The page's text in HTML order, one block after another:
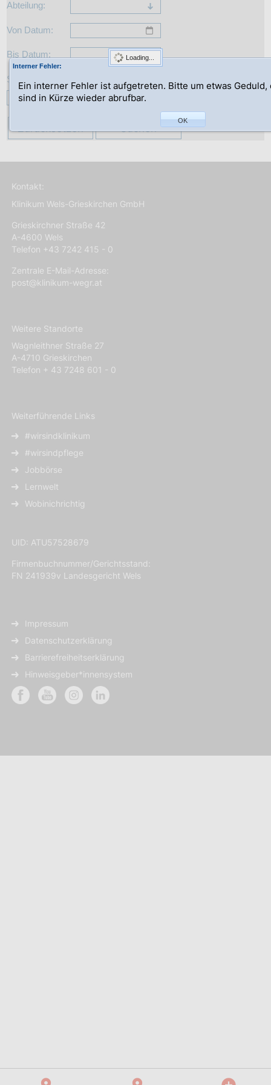
Abteilung:
Von Datum:
Bis Datum:
Suche:
Zurücksetzen Suchen
Loading...
Kontakt:
Klinikum Wels-Grieskirchen GmbH
Grieskirchner Straße 42
A-4600 Wels
Telefon +43 7242 415 - 0
Zentrale E-Mail-Adresse:
post@klinikum-wegr.at
Weitere Standorte
Wagnleithner Straße 27
A-4710 Grieskirchen
Telefon + 43 7248 601 - 0
Weiterführende Links
#wirsindklinikum
#wirsindpflege
Jobbörse
Lernwelt
Wobinichrichtig
UID: ATU57528679
Firmenbuchnummer/Gerichtsstand:
FN 241939v Landesgericht Wels
Impressum
Datenschutzerklärung
Barrierefreiheitserklärung
Hinweisgeber*innensystem
Interner Fehler:
Ein interner Fehler ist aufgetreten. Bitte um etwas
sind in Kürze wieder abrufbar.
OK